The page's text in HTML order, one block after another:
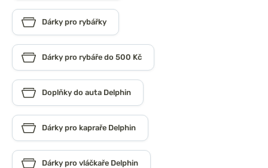
Dárky pro rybářky
Dárky pro rybáře do 500 Kč
Doplňky do auta Delphin
Dárky pro kapraře Delphin
Dárky pro vláčkaře Delphin